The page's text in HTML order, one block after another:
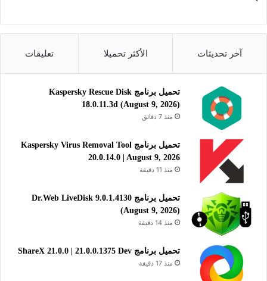
آخر تحديثات الأكثر تحميلا تعليقات
تحميل برنامج Kaspersky Rescue Disk
18.0.11.3d (August 9, 2026)
منذ 7 دقائق
تحميل برنامج Kaspersky Virus Removal Tool
20.0.14.0 | August 9, 2026
منذ 11 دقيقة
تحميل برنامج Dr.Web LiveDisk 9.0.1.4130
(August 9, 2026)
منذ 14 دقيقة
تحميل برنامج ShareX 21.0.0 | 21.0.0.1375 Dev
منذ 17 دقيقة